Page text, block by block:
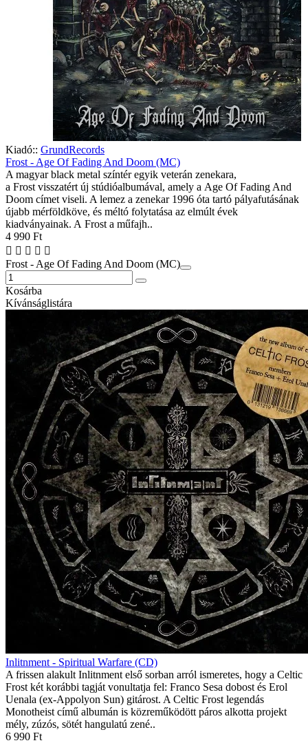
Kiadó:: GrundRecords
Frost - Age Of Fading And Doom (MC)
A magyar black metal színtér egyik veterán zenekara,
a Frost visszatért új stúdióalbumával, amely a Age Of Fading And
Doom címet viseli. A lemez a zenekar 1996 óta tartó pályafutásának
újabb mérföldköve, és méltó folytatása az elmúlt évek
kiadványainak. A Frost a műfajh..
4 990 Ft
Frost - Age Of Fading And Doom (MC)
Kosárba
Kívánságlistára
Inlitnment - Spiritual Warfare (CD)
A frissen alakult Inlitnment első sorban arról ismeretes, hogy a Celtic
Frost két korábbi tagját vonultatja fel: Franco Sesa dobost és Erol
Uenala (ex-Appolyon Sun) gitárost. A Celtic Frost legendás
Monotheist című albumán is közreműködött páros alkotta projekt
mély, zúzós, sötét hangulatú zené..
6 990 Ft